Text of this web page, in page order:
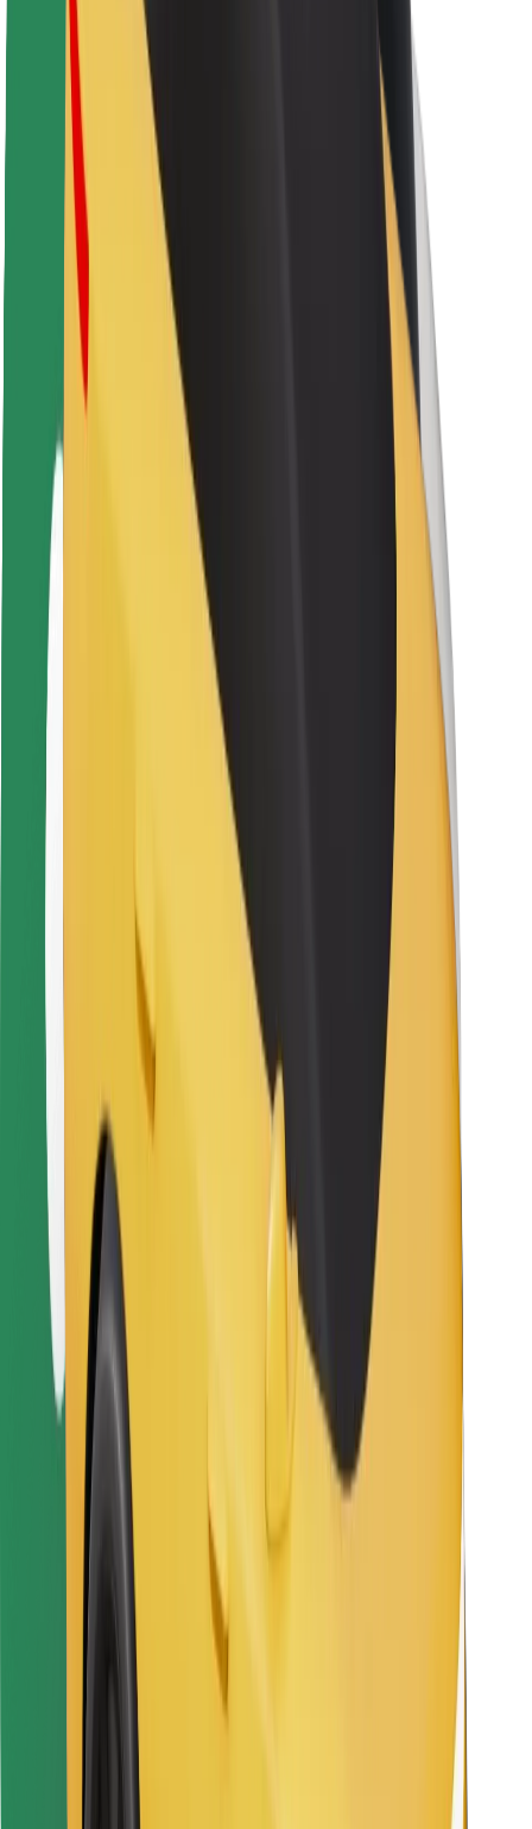
Sərnişin təhlükəsizliyi
Sürücü təhlükəsizliyi
Skuter təhlükəsizliyi
Təhlükəsizlik Laboratoriyası
Şəhərlər
Məkanlar
Şəhər mühiti üçün həllər
Hava limanları
Bolt enerji doldurma stansiyaları
Dəstək
Sərnişinlər üçün
Sürücülər üçün
Kuryerlər üçün
Avtopark sahibləri üçün
Restoranlar üçün
Biznes üçün Bolt
Qaydalar və Şərtlər
Təhlükəsizlik
Dəqiqələr ərzində gediş əldə et!
Bolt tətbiqini endir
Sevdiyiniz yeməyi tapın!
Bolt Food tətbiqini endir